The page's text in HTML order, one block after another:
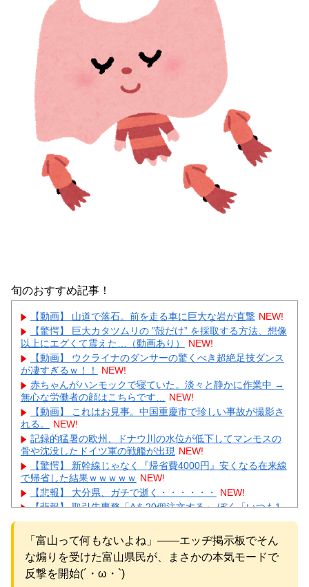
旬のおすすめ記事！
【動画】 山道で落石。前を走る車に巨大な岩が直撃 NEW!
【驚愕】 巨大カタツムリの ”殻だけ” を採取する方法、想像
以上にエグくて震えた…（動画あり）
NEW!
【動画】 ウクライナのダンサーの驚くべき超絶足技ダンス
が凄すぎるｗ！！
NEW!
赤ちゃんがハンモックで寝ていた。淡々と静かに作業中 →
無心な労働者の顔はこちらです…
NEW!
【動画】 これはお見事。中国重慶市で珍しい事故が撮影さ
れる。
NEW!
記録的猛暑の欧州、ドナウ川の水位が低下してマンモスの
骨や沈没したドイツ軍の戦艦が出現 NEW!
【驚愕】 新幹線じゃなく『帰省費4000円』安くなる在来線
で帰省した結果ｗｗｗｗｗ NEW!
【悲報】 大分県、ガチで逝く・・・・・・
NEW!
【悲報】 取引先専務「Aを20個注文する」 ぼく「いつも1
～2個しか使わないけど本当に20であってる？」 取専「あっ
【衝撃】WEST.重岡大毅が結婚→まさかの「誕生済み」報
告にガル民騒然ｗｗｗ NEW!
【画像】北朝鮮のビアガール、エッッッッッッッッッッッ
「富山って何もないよね」――エッヂ掲示板でそん
な煽りを受けた富山県民が、まさかの本気モードで
反撃を開始(´・ω・`)